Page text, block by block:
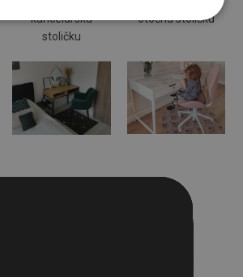
kancelársku
stoličku
otočnú stoličku